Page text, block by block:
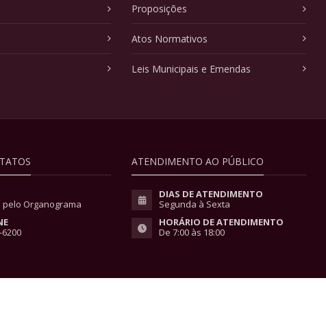
Proposições
Atos Normativos
Leis Municipais e Emendas
pelo Organograma
6200
ATENDIMENTO AO PÚBLICO
DIAS DE ATENDIMENTO
Segunda à Sexta
HORÁRIO DE ATENDIMENTO
De 7:00 às 18:00